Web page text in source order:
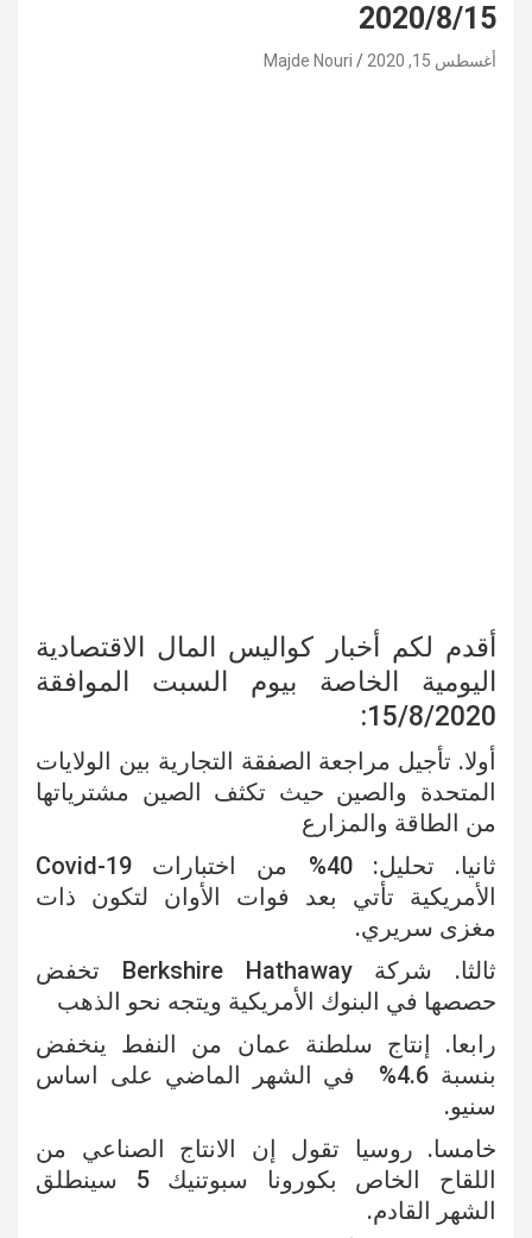
2020/8/15
أغسطس 15, 2020 Majde Nouri
أقدم لكم أخبار كواليس المال الاقتصادية
اليومية الخاصة بيوم السبت الموافقة
15/8/2020:
أولا. تأجيل مراجعة الصفقة التجارية بين الولايات
المتحدة والصين حيث تكثف الصين مشترياتها
من الطاقة والمزارع
ثانيا. تحليل: 40% من اختبارات Covid-19
الأمريكية تأتي بعد فوات الأوان لتكون ذات
مغزى سريري.
ثالثا. شركة Berkshire Hathaway تخفض
حصصها في البنوك الأمريكية ويتجه نحو الذهب
رابعا. إنتاج سلطنة عمان من النفط ينخفض
بنسبة 4.6% في الشهر الماضي على اساس
سنيو.
خامسا. روسيا تقول إن الانتاج الصناعي من
اللقاح الخاص بكورونا سبوتنيك 5 سينطلق
الشهر القادم.